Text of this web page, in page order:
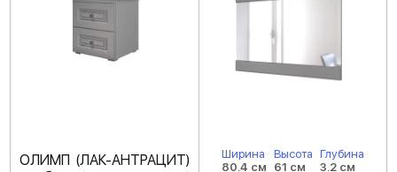
ОЛИМП (ЛАК-АНТРАЦИТ)
Ширина
80.4 см
Высота
61 см
Глубина
3.2 см